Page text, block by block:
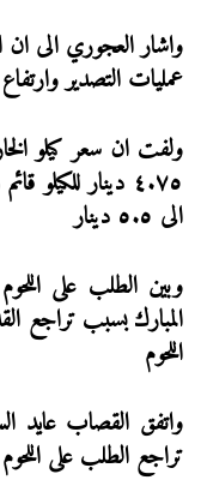
واشار العجوري الى ان
عمليات التصدير
الى ٥.٥ دينار
وبين الطلب على
المبارك بسبب تراجع
اللحوم
واتفق القصاب عايد
تراجع الطلب على